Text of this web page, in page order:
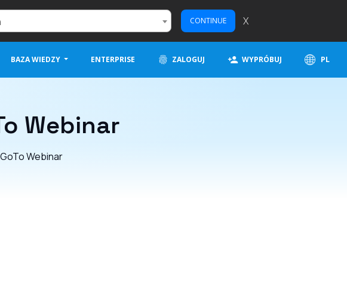
CONTINUE X
BAZA WIEDZY ENTERPRISE ZALOGUJ WYPRÓBUJ PL
Webinar
Webinar